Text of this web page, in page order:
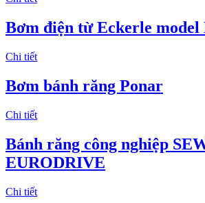
Bơm điện từ Eckerle model
Chi tiết
Bơm bánh răng Ponar
Chi tiết
Bánh răng công nghiệp
EURODRIVE
Chi tiết